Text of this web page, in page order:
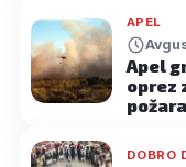
APEL
Apel
oprez
požara
DOBRO